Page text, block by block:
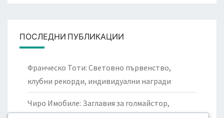
ПОСЛЕДНИ ПУБЛИКАЦИИ
Франческо Тоти: Световно първенство,
клубни рекорди, индивидуални награди
Чиро Имобиле: Заглавия за голмайстор,